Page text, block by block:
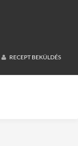
RECEPT BEKÜLDÉS